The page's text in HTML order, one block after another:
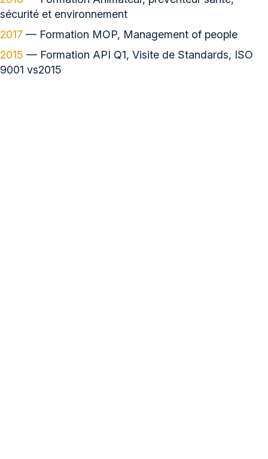
sécurité et environnement
2017 — Formation MOP, Management of people
2015 — Formation API Q1, Visite de Standards, ISO
9001 vs2015